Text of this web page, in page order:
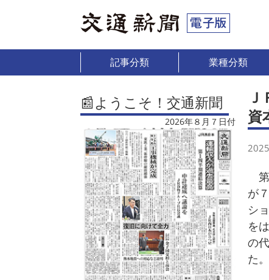
記事分類 業種分類
📰ようこそ！交通新聞
2026年８月７日付
資
第
が
シ
を
の
た。